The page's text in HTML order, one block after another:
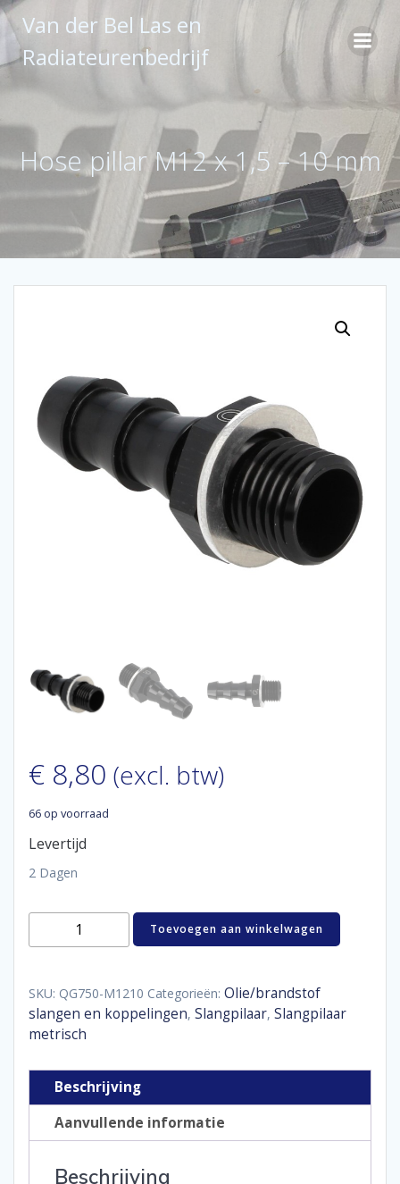
Ga
naar
inhoud
Van der Bel Las en
Radiateurenbedrijf
Hose pillar M12 x 1,5 – 10 mm
€ 8,80 (excl. btw)
66 op voorraad
Levertijd
2 Dagen
Hose
1,5
-
10
mm
Toevoegen aan winkelwagen
SKU: QG750-M1210 Categorieën: Olie/brandstof
slangen en koppelingen, Slangpilaar, Slangpilaar
metrisch
Beschrijving
Aanvullende informatie
Beschrijving